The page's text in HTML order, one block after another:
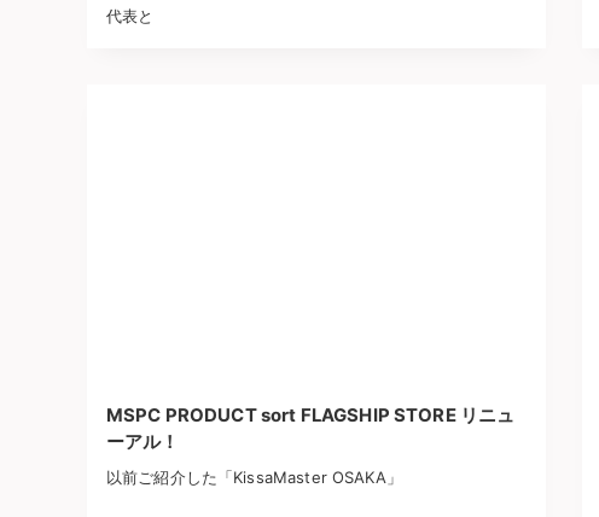
代表と
MSPC PRODUCT sort FLAGSHIP STORE リニュ
ーアル！
以前ご紹介した「KissaMaster OSAKA」